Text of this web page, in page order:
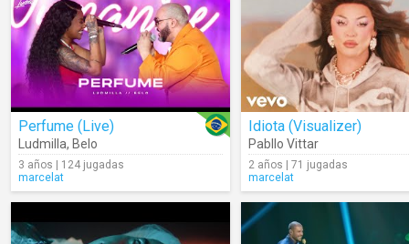
Perfume (Live)
Ludmilla, Belo
3 años | 124 jugadas
marcelat
Idiota (Visualizer)
Pabllo Vittar
2 años | 71 jugadas
marcelat